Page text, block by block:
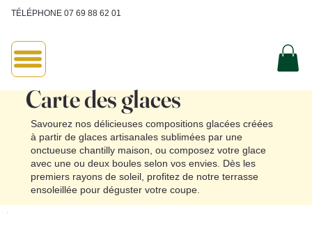
TÉLÉPHONE 07 69 88 62 01
Carte des glaces
Savourez nos délicieuses compositions glacées créées
à partir de glaces artisanales sublimées par une
onctueuse chantilly maison, ou composez votre glace
avec une ou deux boules selon vos envies. Dès les
premiers rayons de soleil, profitez de notre terrasse
ensoleillée pour déguster votre coupe.